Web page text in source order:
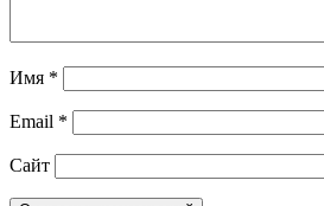
Имя *
Email *
Сайт